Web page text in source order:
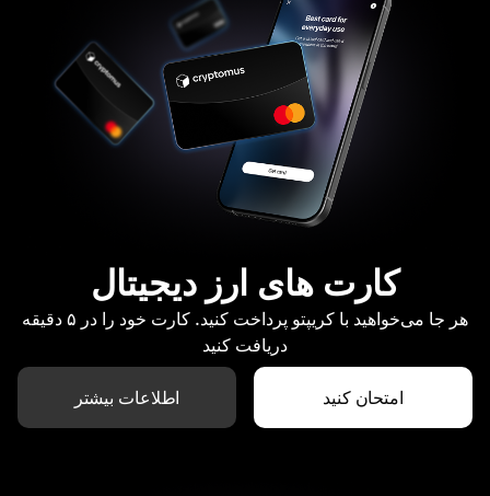
کارت های ارز دیجیتال
هر جا می‌خواهید با کریپتو پرداخت کنید. کارت خود را در ۵ دقیقه
دریافت کنید
امتحان کنید اطلاعات بیشتر